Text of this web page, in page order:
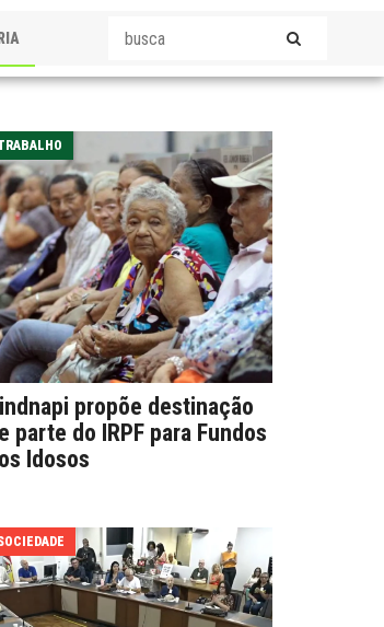
propõe destinação
parte do IRPF para Fundos
Idosos